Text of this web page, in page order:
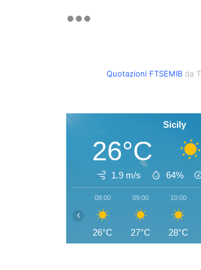
Quotazioni FTSEMIB da
Sicily
26°C
1.9 m/s 64%
08:00
26°C
09:00
27°C
10:00
28°C
‹